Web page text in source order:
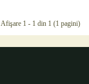
Afişare 1 - 1 din 1 (1 pagini)